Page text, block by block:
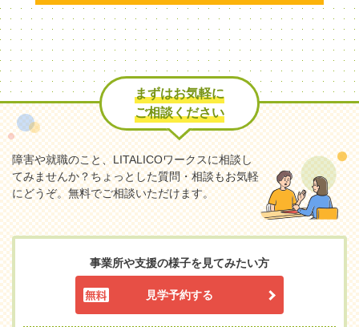
まずはお気軽に
ご相談ください
障害や就職のこと、LITALICOワークスに相談し
てみませんか？ちょっとした質問・相談もお気軽
にどうぞ。無料でご相談いただけます。
事業所や支援の様子を見てみたい方
見学予約する